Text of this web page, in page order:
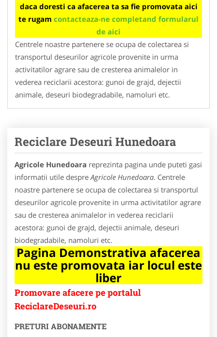
daca doresti ca afacerea ta sa fie promovata aici
te rugam contacteaza-ne completand formularul
de aici
Centrele noastre partenere se ocupa de colectarea si
transportul deseurilor agricole provenite in urma
activitatilor agrare sau de cresterea animalelor in
vederea reciclarii acestora: gunoi de grajd, dejectii
animale, deseuri biodegradabile, namoluri etc.
Reciclare Deseuri Hunedoara
Agricole Hunedoara reprezinta pagina unde puteti gasi
informatii utile despreAgricole Hunedoara. Centrele
noastre partenere se ocupa de colectarea si transportul
deseurilor agricole provenite in urma activitatilor agrare
sau de cresterea animalelor in vederea reciclarii
acestora: gunoi de grajd, dejectii animale, deseuri
biodegradabile, namoluri etc.
Pagina Demonstrativa afacerea
nu este promovata iar locul este
liber
Promovare afacere pe portalul
ReciclareDeseuri.ro
PRETURI ABONAMENTE